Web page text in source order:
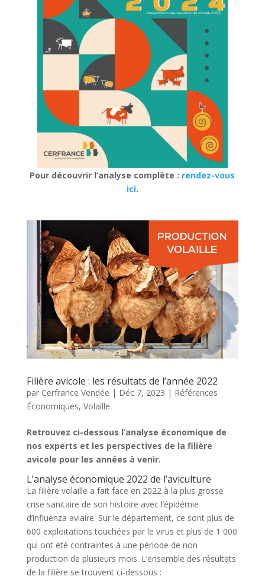
Pour découvrir l’analyse complète : rendez-vous
ici.
Filière avicole : les résultats de l’année 2022
par Cerfrance Vendée | Déc 7, 2023 | Références
Économiques, Volaille
Retrouvez ci-dessous l’analyse économique de
nos experts et les perspectives de la filière
avicole pour les années à venir.
L’analyse économique 2022 de l’aviculture
La filière volaille a fait face en 2022 à la plus grosse
crise sanitaire de son histoire avec l’épidémie
d’influenza aviaire. Sur le département, ce sont plus de
600 exploitations touchées par le virus et plus de 1 000
qui ont été contraintes à une période de non
production de plusieurs mois. L’ensemble des résultats
de la filière se trouvent ci-dessous :